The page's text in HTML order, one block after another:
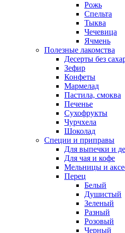
Рожь
Спельта
Тыква
Чечевица
Ячмень
Полезные лакомства
Десерты без
Зефир
Конфеты
Мармелад
Пастила, смоква
Печенье
Сухофрукты
Чурчхела
Шоколад
Специи и приправы
Для выпечки и
Для чая и кофе
Мельницы и
Перец
Белый
Душистый
Зеленый
Разный
Розовый
Черный